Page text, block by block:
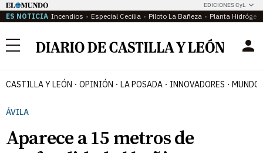
EDICIONES CyL
ES NOTICIA Incendios Especial Cecilia Piloto La Bañeza Planta
Menú
CASTILLA Y LEÓN OPINIÓN LA POSADA INNOVADORES MUNDO
ÁVILA
Aparece a 15 metros de